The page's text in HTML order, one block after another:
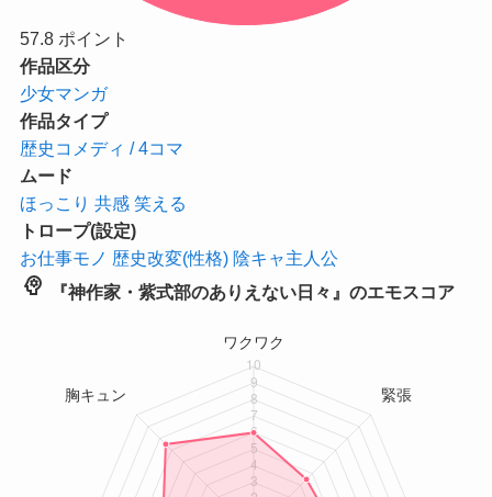
57.8 ポイント
作品区分
少女マンガ
作品タイプ
歴史コメディ / 4コマ
ムード
ほっこり 共感 笑える
トロープ(設定)
お仕事モノ 歴史改変(性格) 陰キャ主人公
psychology 『神作家・紫式部のありえない日々』のエモスコア